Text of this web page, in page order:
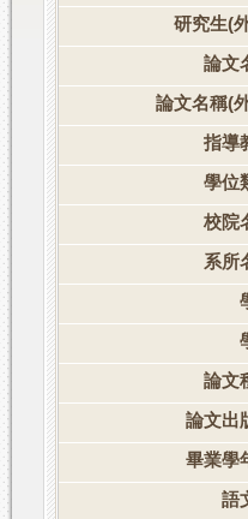
研究生(
論文
論文名稱(
指導
學位
校院
系所
論文
論文出
畢業學
語